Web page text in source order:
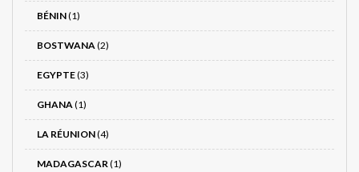
BÉNIN(1)
BOSTWANA (2)
EGYPTE(3)
GHANA (1)
LA RÉUNION(4)
MADAGASCAR (1)